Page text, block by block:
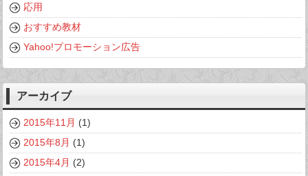
応用
おすすめ教材
Yahoo!プロモーション広告
アーカイブ
2015年11月 (1)
2015年8月 (1)
2015年4月 (2)